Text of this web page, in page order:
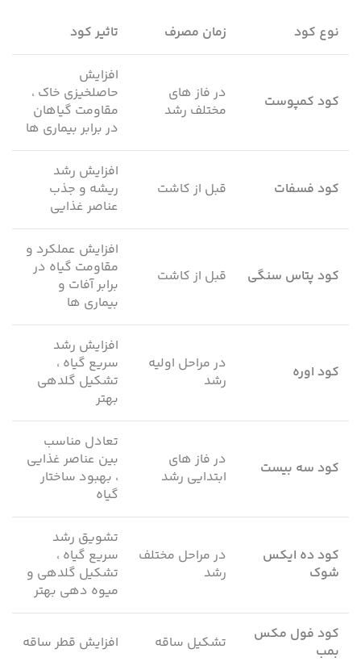
نوع کود زمان مصرف تاثیر کود
کود کمپوست
در فاز های
مختلف رشد
افزایش
حاصلخیزی خاک ،
مقاومت گیاهان
در برابر بیماری ها
کود فسفات قبل از کاشت
افزایش رشد
ریشه و جذب
عناصر غذایی
کود پتاس سنگی قبل از کاشت
افزایش عملکرد و
مقاومت گیاه در
برابر آفات و
بیماری ها
کود اوره
در مراحل اولیه
رشد
افزایش رشد
سریع گیاه ،
تشکیل گلدهی
بهتر
کود سه بیست
در فاز های
ابتدایی رشد
تعادل مناسب
بین عناصر غذایی
، بهبود ساختار
گیاه
کود ده ایکس
شوک
در مراحل مختلف
رشد
تشویق رشد
سریع گیاه ،
تشکیل گلدهی و
میوه دهی بهتر
کود فول مکس
بمب
تشکیل ساقه افزایش قطر ساقه